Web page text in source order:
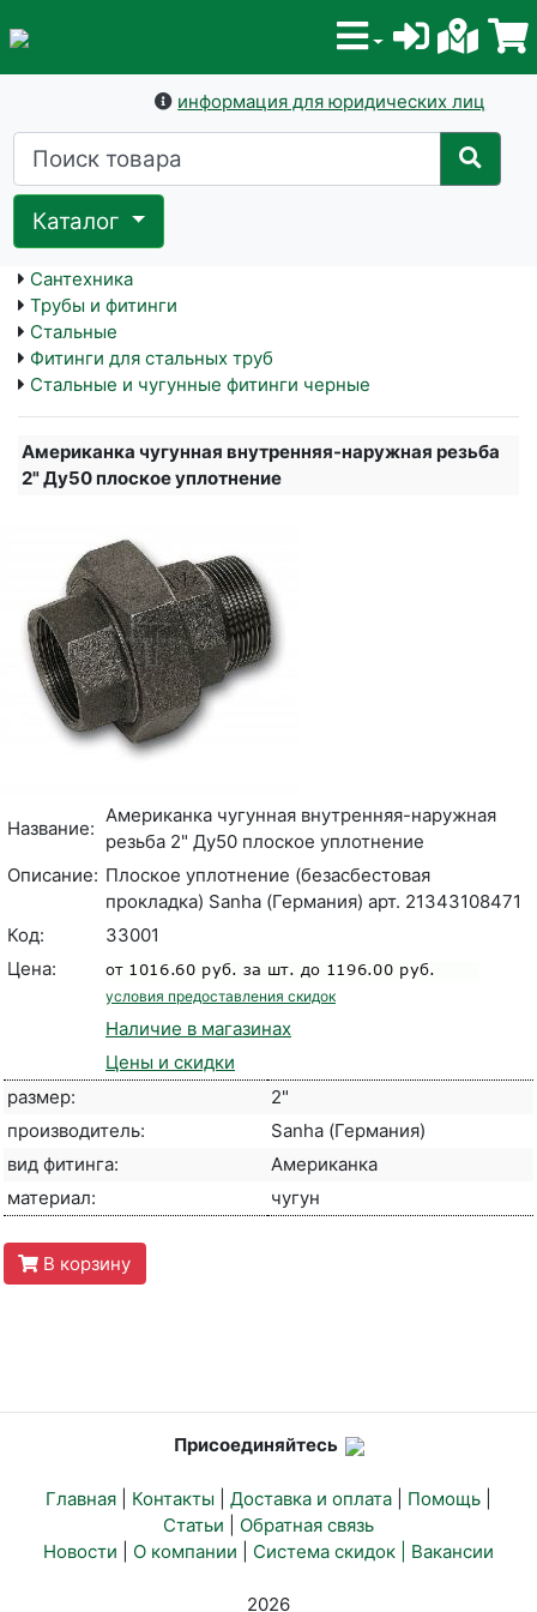
информация для юридических лиц
Каталог
Сантехника
Трубы и фитинги
Стальные
Фитинги для стальных труб
Стальные и чугунные фитинги черные
Американка чугунная внутренняя-наружная резьба
2" Ду50 плоское уплотнение
Название:
Американка чугунная внутренняя-наружная
резьба 2" Ду50 плоское уплотнение
Описание: Плоское уплотнение (безасбестовая
прокладка) Sanha (Германия) арт. 21343108471
Код:
33001
Цена:
условия предоставления скидок
Наличие в магазинах
Цены и скидки
размер:
2"
производитель:
Sanha (Германия)
вид фитинга:
Американка
материал:
чугун
В корзину
Присоединяйтесь
Главная Контакты Доставка и оплата Помощь
Статьи
Обратная связь
Новости
О компании Система скидок | Вакансии
2026